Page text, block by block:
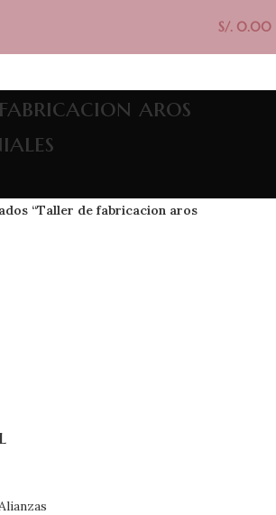
S/. 0.00
aros
“Taller de fabricacion aros